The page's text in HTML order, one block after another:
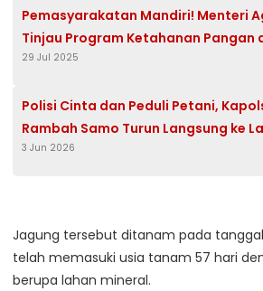
Pemasyarakatan Mandiri! Menteri
Tinjau Program Ketahanan Pangan
Malang
29 Jul 2025
Polisi Cinta dan Peduli Petani,
Rambah Samo Turun Langsung ke
Jagung
3 Jun 2026
Jagung tersebut ditanam pada tanggal
telah memasuki usia tanam 57 hari
berupa lahan mineral.